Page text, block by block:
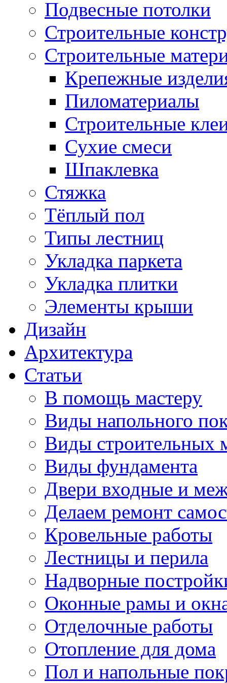
Подвесные потолки
Строительные
Строительные
Крепежные
Пиломатериалы
Строительные
Сухие смеси
Шпаклевка
Стяжка
Тёплый пол
Типы лестниц
Укладка паркета
Укладка плитки
Элементы крыши
Дизайн
Архитектура
Статьи
В помощь мастеру
Виды напольного
Виды строительных
Виды фундамента
Двери входные и
Делаем ремонт
Кровельные работы
Лестницы и перила
Надворные
Оконные рамы и
Отделочные работы
Отопление для дома
Пол и напольные